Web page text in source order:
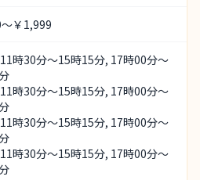
￥1,999
時30分～15時15分, 17時00分～
時30分～15時15分, 17時00分～
時30分～15時15分, 17時00分～
時30分～15時15分, 17時00分～